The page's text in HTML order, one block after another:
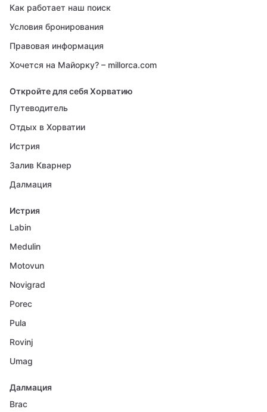
Как работает наш поиск
Условия бронирования
Правовая информация
Хочется на Майорку? – millorca.com
Откройте для себя Хорватию
Путеводитель
Отдых в Хорватии
Истрия
Залив Кварнер
Далмация
Истрия
Labin
Medulin
Motovun
Novigrad
Porec
Pula
Rovinj
Umag
Далмация
Brac